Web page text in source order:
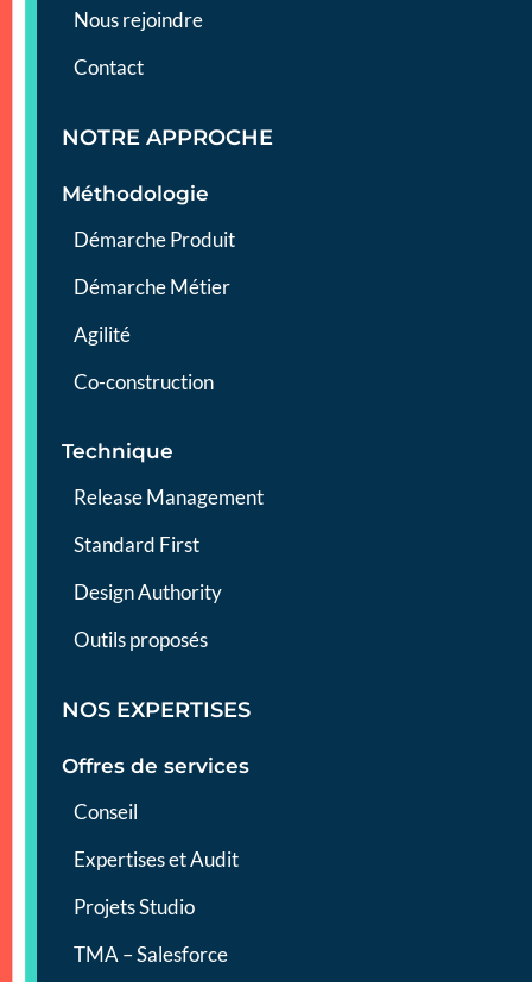
Nous rejoindre
Contact
NOTRE APPROCHE
Méthodologie
Démarche Produit
Démarche Métier
Agilité
Co-construction
Technique
Release Management
Standard First
Design Authority
Outils proposés
NOS EXPERTISES
Offres de services
Conseil
Expertises et Audit
Projets Studio
TMA – Salesforce